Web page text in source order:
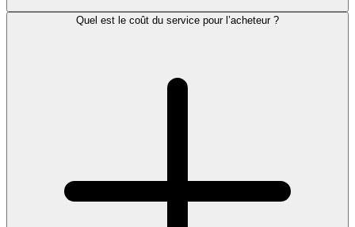
Quel est le coût du service pour l’acheteur ?